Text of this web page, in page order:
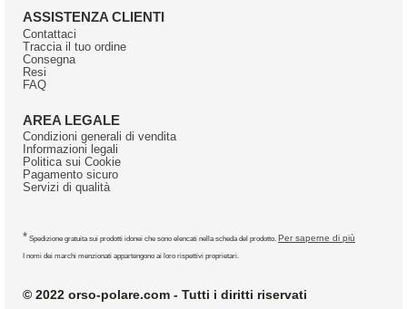
ASSISTENZA CLIENTI
Contattaci
Traccia il tuo ordine
Consegna
Resi
FAQ
AREA LEGALE
Condizioni generali di vendita
Informazioni legali
Politica sui Cookie
Pagamento sicuro
Servizi di qualità
* Spedizione gratuita sui prodotti idonei che sono elencati nella scheda del prodotto. Per saperne di più
I nomi dei marchi menzionati appartengono ai loro rispettivi proprietari.
© 2022 orso-polare.com - Tutti i diritti riservati